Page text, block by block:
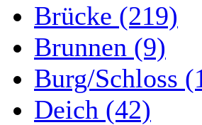
Brücke (219)
Brunnen (9)
Burg/Schloss
Deich (42)